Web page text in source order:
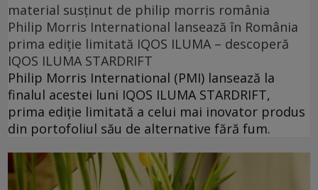
material susținut de philip morris românia
Philip Morris International lansează în România
prima ediție limitată IQOS ILUMA – descoperă
IQOS ILUMA STARDRIFT
Philip Morris International (PMI) lansează la
finalul acestei luni IQOS ILUMA STARDRIFT,
prima ediție limitată a celui mai inovator produs
din portofoliul său de alternative fără fum.